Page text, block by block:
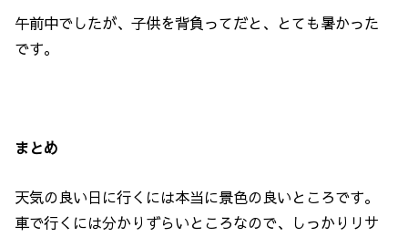
午前中でしたが、子供を背負ってだと、とても暑かった
です。
まとめ
天気の良い日に行くには本当に景色の良いところです。
車で行くには分かりずらいところなので、しっかりリサ